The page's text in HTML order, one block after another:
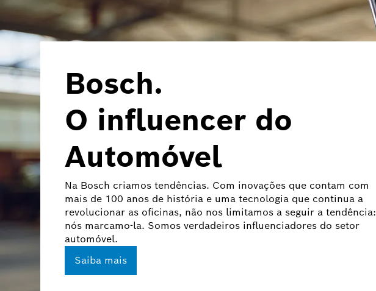
Bosch.
O influencer do
Automóvel
Na Bosch criamos tendências. Com inovações que contam com
mais de 100 anos de história e uma tecnologia que continua a
revolucionar as oficinas, não nos limitamos a seguir a tendência:
nós marcamo-la. Somos verdadeiros influenciadores do setor
automóvel.
Saiba mais